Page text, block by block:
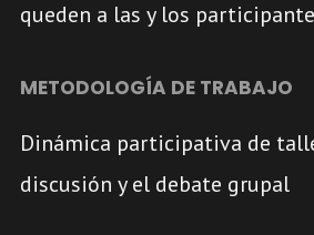
queden a las y los
METODOLOGÍA DE TRABAJO
Dinámica participativa de
discusión y el debate grupal